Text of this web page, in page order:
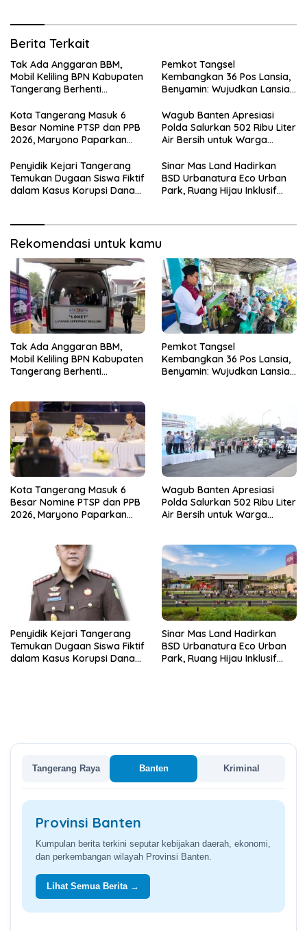
Berita Terkait
Tak Ada Anggaran BBM,
Mobil Keliling BPN Kabupaten
Tangerang Berhenti
Pemkot Tangsel
Kembangkan 36 Pos Lansia,
Benyamin: Wujudkan Lansia
Kota Tangerang Masuk 6
Besar Nomine PTSP dan PPB
2026, Maryono Paparkan
Wagub Banten Apresiasi
Polda Salurkan 502 Ribu Liter
Air Bersih untuk Warga
Penyidik Kejari Tangerang
Temukan Dugaan Siswa Fiktif
dalam Kasus Korupsi Dana
Sinar Mas Land Hadirkan
BSD Urbanatura Eco Urban
Park, Ruang Hijau Inklusif
Rekomendasi untuk kamu
Tak Ada Anggaran BBM,
Mobil Keliling BPN Kabupaten
Tangerang Berhenti
Pemkot Tangsel
Kembangkan 36 Pos Lansia,
Benyamin: Wujudkan Lansia
Kota Tangerang Masuk 6
Besar Nomine PTSP dan PPB
2026, Maryono Paparkan
Wagub Banten Apresiasi
Polda Salurkan 502 Ribu Liter
Air Bersih untuk Warga
Penyidik Kejari Tangerang
Temukan Dugaan Siswa Fiktif
dalam Kasus Korupsi Dana
Sinar Mas Land Hadirkan
BSD Urbanatura Eco Urban
Park, Ruang Hijau Inklusif
Tangerang Raya Banten Kriminal
Provinsi Banten
Kumpulan berita terkini seputar kebijakan daerah, ekonomi,
dan perkembangan wilayah Provinsi Banten.
Lihat Semua Berita →